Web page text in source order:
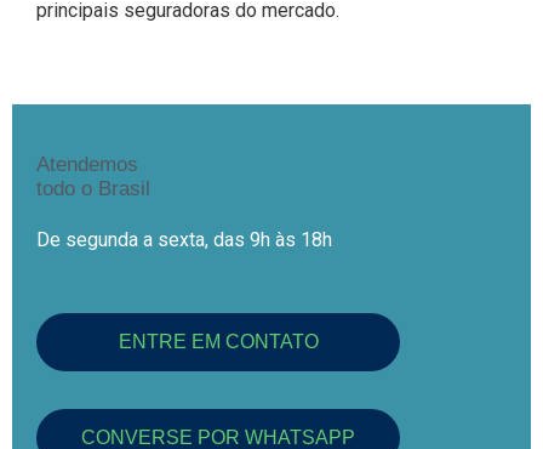
principais seguradoras do mercado.
Atendemos
todo o Brasil
De segunda a sexta, das 9h às 18h
ENTRE EM CONTATO
CONVERSE POR WHATSAPP